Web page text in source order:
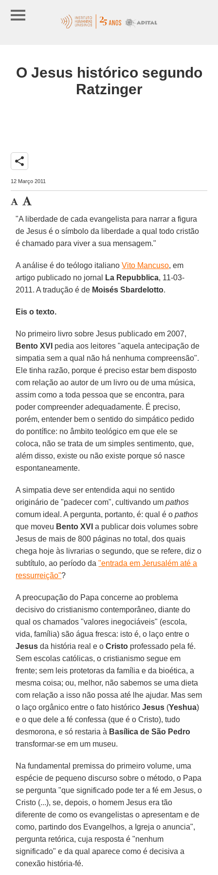
O Jesus histórico segundo
Ratzinger
share
12 Março 2011
"A liberdade de cada evangelista para narrar a figura
de Jesus é o símbolo da liberdade a qual todo cristão
é chamado para viver a sua mensagem."
A análise é do teólogo italianoVito Mancuso, em
artigo publicado no jornal
La Repubblica, 11-03-
2011. A tradução é de Moisés Sbardelotto.
Eis o texto.
No primeiro livro sobre Jesus publicado em 2007,
Bento XVI pedia aos leitores "aquela antecipação de
simpatia sem a qual não há nenhuma compreensão".
Ele tinha razão, porque é preciso estar bem disposto
com relação ao autor de um livro ou de uma música,
assim como a toda pessoa que se encontra, para
poder compreender adequadamente. É preciso,
porém, entender bem o sentido do simpático pedido
do pontífice: no âmbito teológico em que ele se
coloca, não se trata de um simples sentimento, que,
além disso, existe ou não existe porque só nasce
espontaneamente.
A simpatia deve ser entendida aqui no sentido
originário de "padecer com", cultivando umpathos
comum ideal. A pergunta, portanto, é: qual é opathos
que moveu Bento XVI a publicar dois volumes sobre
Jesus de mais de 800 páginas no total, dos quais
chega hoje às livrarias o segundo, que se refere, diz o
subtítulo, ao período da"entrada em Jerusalém até a
ressurreição"?
A preocupação do Papa concerne ao problema
decisivo do cristianismo contemporâneo, diante do
qual os chamados "valores inegociáveis" (escola,
vida, família) são água fresca: isto é, o laço entre o
Jesus da história real e oCristo professado pela fé.
Sem escolas católicas, o cristianismo segue em
frente; sem leis protetoras da família e da bioética, a
mesma coisa; ou, melhor, não sabemos se uma dieta
com relação a isso não possa até lhe ajudar. Mas sem
o laço orgânico entre o fato históricoJesus (Yeshua)
e o que dele a fé confessa (que é o Cristo), tudo
desmorona, e só restaria à Basílica de São Pedro
transformar-se em um museu.
Na fundamental premissa do primeiro volume, uma
espécie de pequeno discurso sobre o método, o Papa
se pergunta "que significado pode ter a fé em Jesus, o
Cristo (...), se, depois, o homem Jesus era tão
diferente de como os evangelistas o apresentam e de
como, partindo dos Evangelhos, a Igreja o anuncia",
pergunta retórica, cuja resposta é "nenhum
significado" e da qual aparece como é decisiva a
conexão história-fé.